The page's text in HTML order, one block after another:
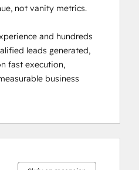
not vanity metrics.
and hundreds
leads generated,
fast execution,
business